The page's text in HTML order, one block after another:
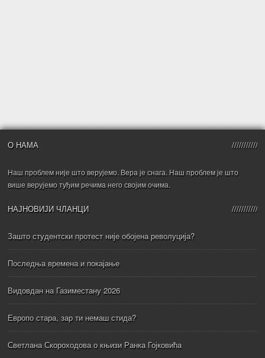
О НАМА
Наш проблем није што верујемо. Вера је снага. Наш проблем је што
више верујемо туђим речима него својим очима.
НАЈНОВИЈИ ЧЛАНЦИ
Зашто студентски протест није обојена револуција?
Последња времена и покајање
Видовдан на Газиместану 2026
Европо стара, зар ти немаш стида?
Светлана Скороходова о књизи Ранка Гојковића